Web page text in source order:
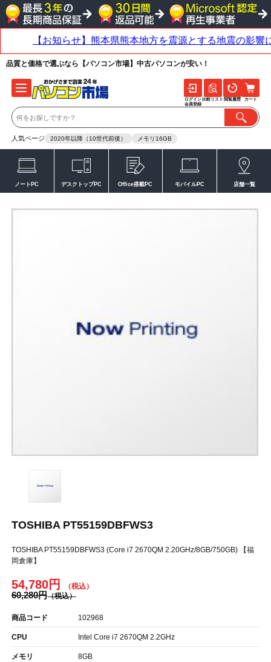
品質と価格で選ぶなら【パソコン市場】中古パソコンが安い！
人気ページ 2020年以降（10世代前後） メモリ16GB
ログイン
会員登録
比較リスト 閲覧履歴 カート
ノートPC デスクトップPC Office搭載PC モバイルPC 店舗一覧
TOSHIBA PT55159DBFWS3
TOSHIBA PT55159DBFWS3 (Core i7 2670QM 2.20GHz/8GB/750GB) 【福
岡倉庫】
54,780円
60,280円
商品コード 102968
CPU Intel Core i7 2670QM 2.2GHz
メモリ 8GB